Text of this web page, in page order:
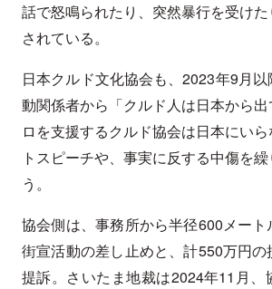
話で怒鳴られたり、突然暴行を受け
されている。
日本クルド文化協会も、2023年9月
動関係者から「クルド人は日本から
ロを支援するクルド協会は日本にい
トスピーチや、事実に反する中傷を
う。
協会側は、事務所から半径600メー
街宣活動の差し止めと、計550万円の
提訴。さいたま地裁は2024年11月、